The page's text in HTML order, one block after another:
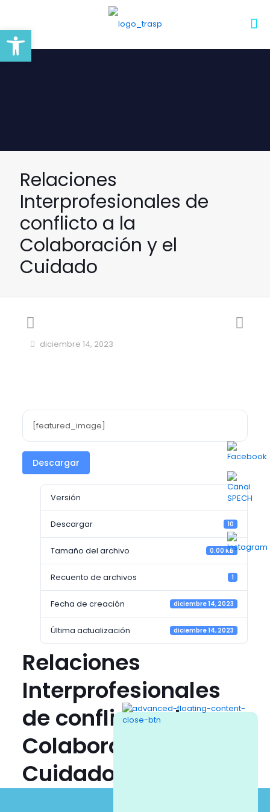
Relaciones
Interprofesionales de
conflicto a la
Colaboración y el
Cuidado
diciembre 14, 2023
[featured_image]
Descargar
Versión
Descargar 10
Tamaño del archivo 0.00 KB
Recuento de archivos 1
Fecha de creación diciembre 14, 2023
Última actualización diciembre 14, 2023
Relaciones
Interprofesionales
de conflicto a la
Colaboración y el
Cuidado
Abrir barra de herramientas